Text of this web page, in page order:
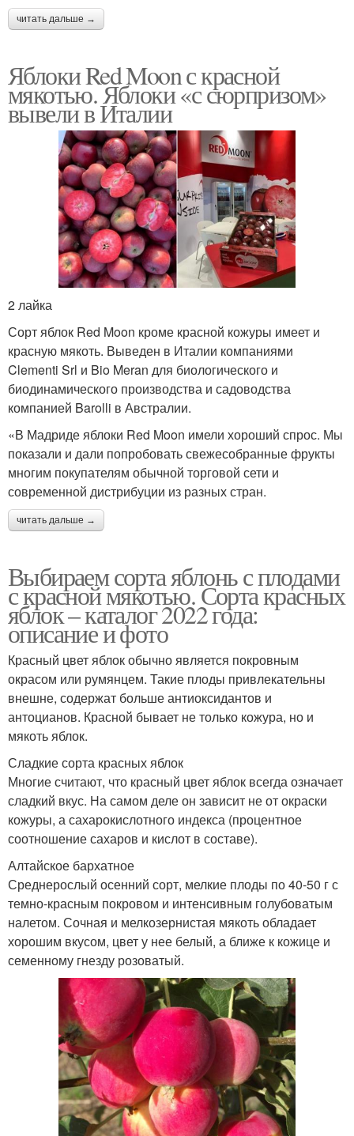
читать дальше →
Яблоки Red Moon с красной
мякотью. Яблоки «с сюрпризом»
вывели в Италии
2 лайка
Сорт яблок Red Moon кроме красной кожуры имеет и
красную мякоть. Выведен в Италии компаниями
Clementi Srl и Bio Meran для биологического и
биодинамического производства и садоводства
компанией Barolli в Австралии.
«В Мадриде яблоки Red Moon имели хороший спрос. Мы
показали и дали попробовать свежесобранные фрукты
многим покупателям обычной торговой сети и
современной дистрибуции из разных стран.
читать дальше →
Выбираем сорта яблонь с плодами
с красной мякотью. Сорта красных
яблок – каталог 2022 года:
описание и фото
Красный цвет яблок обычно является покровным
окрасом или румянцем. Такие плоды привлекательны
внешне, содержат больше антиоксидантов и
антоцианов. Красной бывает не только кожура, но и
мякоть яблок.
Сладкие сорта красных яблок
Многие считают, что красный цвет яблок всегда означает
сладкий вкус. На самом деле он зависит не от окраски
кожуры, а сахарокислотного индекса (процентное
соотношение сахаров и кислот в составе).
Алтайское бархатное
Среднерослый осенний сорт, мелкие плоды по 40-50 г с
темно-красным покровом и интенсивным голубоватым
налетом. Сочная и мелкозернистая мякоть обладает
хорошим вкусом, цвет у нее белый, а ближе к кожице и
семенному гнезду розоватый.